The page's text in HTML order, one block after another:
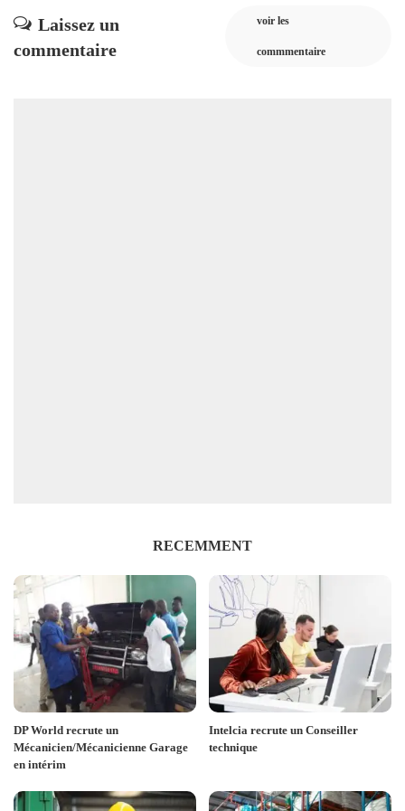
Laissez un
commentaire
voir les
commmentaire
RECEMMENT
DP World recrute un
Mécanicien/Mécanicienne Garage
en intérim
Intelcia recrute un Conseiller
technique